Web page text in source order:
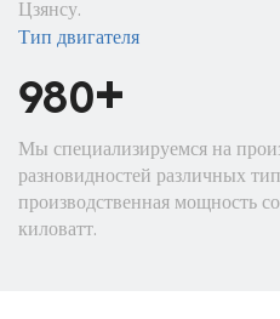
Цзянсу.
Тип двигателя
1000+
Мы специализируемся на
разновидностей различных
производственная мощность
киловатт.